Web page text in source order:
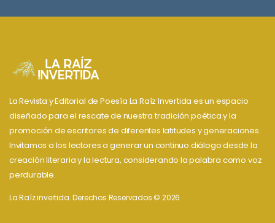
La Revista y Editorial de Poesía La Raíz Invertida es un espacio
diseñado para el rescate de nuestra tradición poética y la
promoción de escritores de diferentes latitudes y generaciones.
Invitamos a los lectores a generar un continuo diálogo desde la
creación literaria y la lectura, considerando la palabra como voz
perdurable.
La Raíz invertida. Derechos Reservados © 2026